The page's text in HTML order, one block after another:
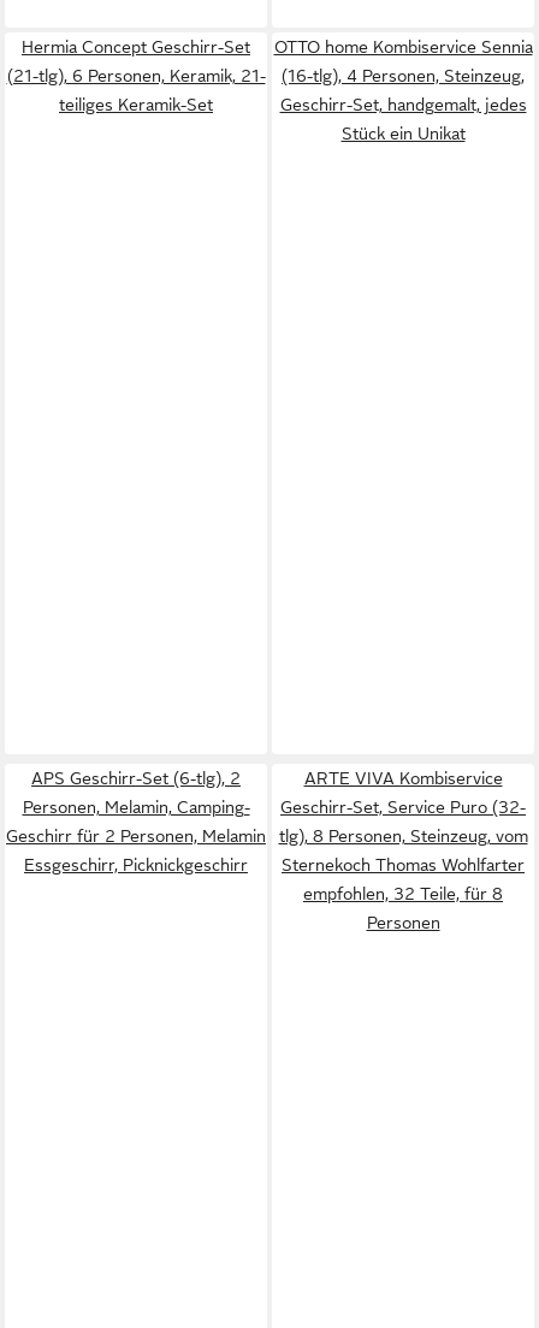
Hermia Concept Geschirr-Set
(21-tlg), 6 Personen, Keramik, 21-
teiliges Keramik-Set
OTTO home Kombiservice Sennia
(16-tlg), 4 Personen, Steinzeug,
Geschirr-Set, handgemalt, jedes
Stück ein Unikat
APS Geschirr-Set (6-tlg), 2
Personen, Melamin, Camping-
Geschirr für 2 Personen, Melamin
Essgeschirr, Picknickgeschirr
ARTE VIVA Kombiservice
Geschirr-Set, Service Puro (32-
tlg), 8 Personen, Steinzeug, vom
Sternekoch Thomas Wohlfarter
empfohlen, 32 Teile, für 8
Personen